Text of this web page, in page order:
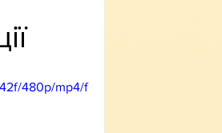
480p/mp4/f